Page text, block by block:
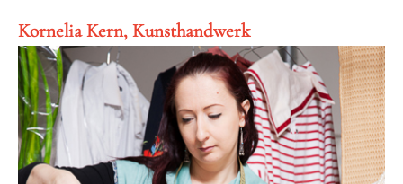
Kornelia Kern, Kunsthandwerk